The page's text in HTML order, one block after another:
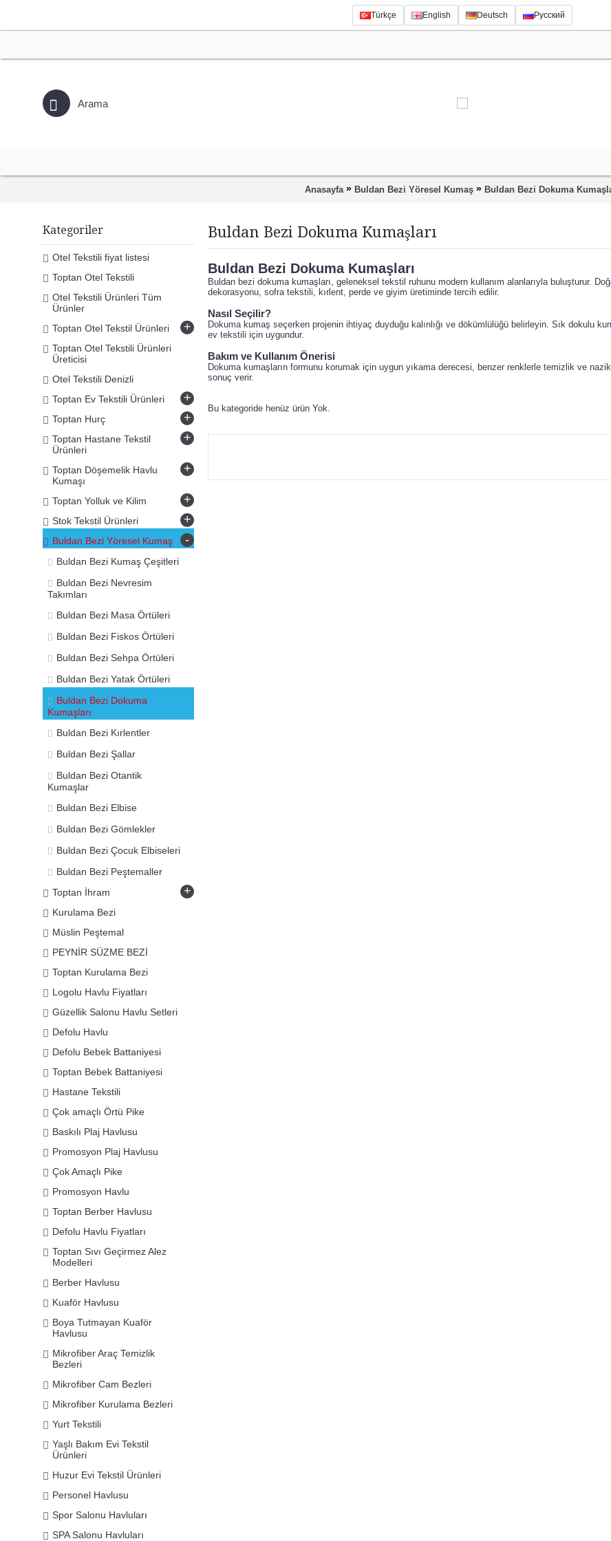
Türkçe English Deutsch Русский
Anasayfa » Buldan Bezi Yöresel Kumaş » Buldan Bezi Dokuma
Kategoriler
Otel Tekstili fiyat listesi
Toptan Otel Tekstili
Otel Tekstili Ürünleri Tüm
Ürünler
Toptan Otel Tekstil Ürünleri
+
Toptan Otel Tekstili Ürünleri
Üreticisi
Otel Tekstili Denizli
Toptan Ev Tekstili Ürünleri
+
Toptan Hurç +
Toptan Hastane Tekstil
Ürünleri
+
Toptan Döşemelik Havlu
Kumaşı
+
Toptan Yolluk ve Kilim +
Stok Tekstil Ürünleri +
Buldan Bezi Yöresel Kumaş -
Buldan Bezi Kumaş Çeşitleri
Buldan Bezi Nevresim
Takımları
Buldan Bezi Masa Örtüleri
Buldan Bezi Fiskos Örtüleri
Buldan Bezi Sehpa Örtüleri
Buldan Bezi Yatak Örtüleri
Buldan Bezi Dokuma
Kumaşları
Buldan Bezi Kırlentler
Buldan Bezi Şallar
Buldan Bezi Otantik
Kumaşlar
Buldan Bezi Elbise
Buldan Bezi Gömlekler
Buldan Bezi Çocuk Elbiseleri
Buldan Bezi Peştemaller
Toptan İhram
+
Kurulama Bezi
Müslin Peştemal
PEYNİR SÜZME BEZİ
Toptan Kurulama Bezi
Logolu Havlu Fiyatları
Güzellik Salonu Havlu Setleri
Defolu Havlu
Defolu Bebek Battaniyesi
Toptan Bebek Battaniyesi
Hastane Tekstili
Çok amaçlı Örtü Pike
Baskılı Plaj Havlusu
Promosyon Plaj Havlusu
Çok Amaçlı Pike
Promosyon Havlu
Toptan Berber Havlusu
Defolu Havlu Fiyatları
Toptan Sıvı Geçirmez Alez
Modelleri
Berber Havlusu
Kuaför Havlusu
Boya Tutmayan Kuaför
Havlusu
Mikrofiber Araç Temizlik
Bezleri
Mikrofiber Cam Bezleri
Mikrofiber Kurulama Bezleri
Yurt Tekstili
Yaşlı Bakım Evi Tekstil
Ürünleri
Huzur Evi Tekstil Ürünleri
Personel Havlusu
Spor Salonu Havluları
SPA Salonu Havluları
Buldan Bezi Dokuma Kumaşları
Buldan Bezi Dokuma Kumaşları
Buldan bezi dokuma kumaşları, geleneksel tekstil ruhunu modern kullanım alanlarıyla buluşturur.
dekorasyonu, sofra tekstili, kırlent, perde ve giyim üretiminde tercih edilir.
Nasıl Seçilir?
Dokuma kumaş seçerken projenin ihtiyaç duyduğu kalınlığı ve dökümlülüğü belirleyin. Sık dokulu
ev tekstili için uygundur.
Bakım ve Kullanım Önerisi
Dokuma kumaşların formunu korumak için uygun yıkama derecesi, benzer renklerle temizlik ve
sonuç verir.
Bu kategoride henüz ürün Yok.